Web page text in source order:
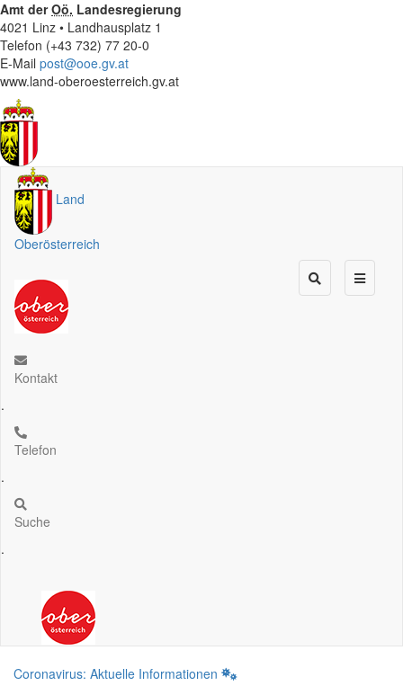
Amt derOö. Landesregierung
4021 Linz • Landhausplatz 1
Telefon (+43 732) 77 20-0
E-Mail post@ooe.gv.at
www.land-oberoesterreich.gv.at
Land
Oberösterreich
Kontakt
.
Telefon
.
Suche
.
Coronavirus: Aktuelle Informationen